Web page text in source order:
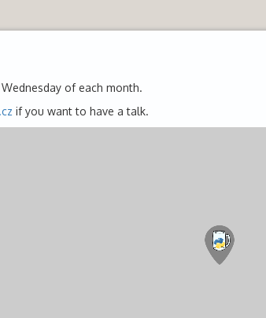
of each month.
if you want to have a talk.